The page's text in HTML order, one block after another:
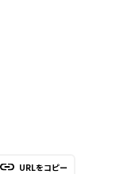
URLをコピー